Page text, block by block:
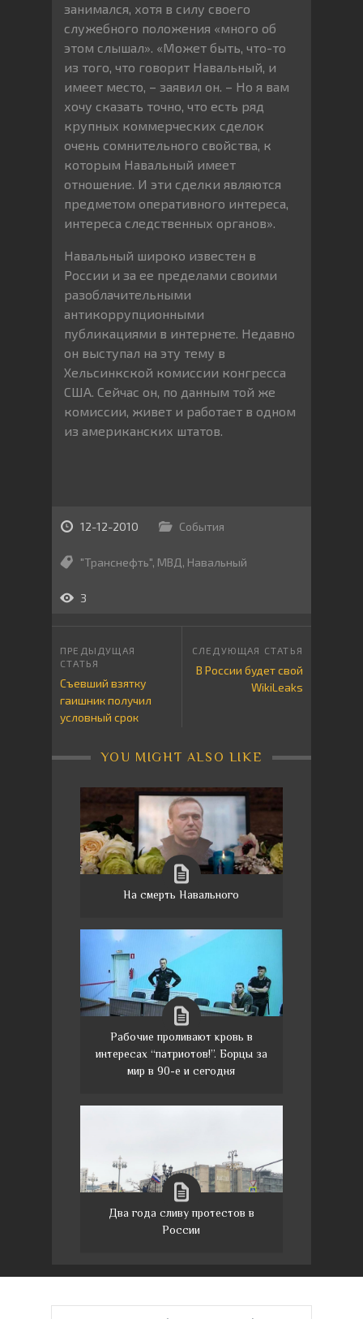
занимался, хотя в силу своего
служебного положения «много об
этом слышал». «Может быть, что-то
из того, что говорит Навальный, и
имеет место, – заявил он. – Но я вам
хочу сказать точно, что есть ряд
крупных коммерческих сделок
очень сомнительного свойства, к
которым Навальный имеет
отношение. И эти сделки являются
предметом оперативного интереса,
интереса следственных органов».
Навальный широко известен в
России и за ее пределами своими
разоблачительными
антикоррупционными
публикациями в интернете. Недавно
он выступал на эту тему в
Хельсинкской комиссии конгресса
США. Сейчас он, по данным той же
комиссии, живет и работает в одном
из американских штатов.
12-12-2010 События
"Транснефть", МВД, Навальный
3
Съевший взятку
гаишник получил
условный срок
В России будет свой
WikiLeaks
YOU MIGHT ALSO LIKE
На смерть Навального
Рабочие проливают кровь в
интересах “патриотов!”. Борцы за
мир в 90-е и сегодня
Два года сливу протестов в
России